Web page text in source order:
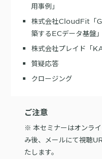
用事例」
株式会社CloudFit「
築するECデータ基盤」
株式会社プレイド「
質疑応答
クロージング
ご注意
※ 本セミナーはオンラ
み後、メールにて視聴
たします。